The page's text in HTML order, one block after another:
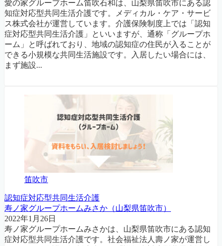
愛の家グループホーム笛吹石和は、山梨県笛吹市にある認
知症対応型共同生活介護です。メディカル・ケア・サービ
ス株式会社が運営しています。介護保険制度上では「認知
症対応型共同生活介護」といいますが、通称「グループホ
ーム」と呼ばれており、地域の認知症の住民が入ることが
できる小規模な共同生活施設です。入居したい場合には、
まず施設...
笛吹市
認知症対応型共同生活介護
寿ノ家グループホームみさか（山梨県笛吹市）
2022年1月26日
寿ノ家グループホームみさかは、山梨県笛吹市にある認知
症対応型共同生活介護です。社会福祉法人壽ノ家が運営し